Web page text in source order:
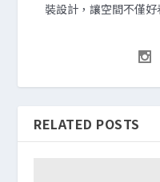
裝設計，讓空間不僅
RELATED POSTS